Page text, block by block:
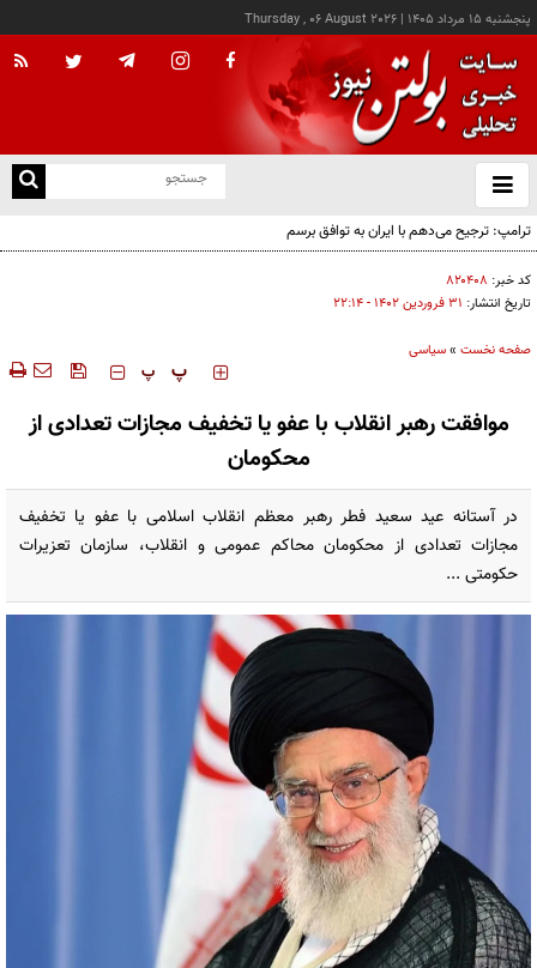
پنجشنبه ۱۵ مرداد ۱۴۰۵ |
Thursday , 06 August 2026
باز
و
ترامپ: ترجیح می‌دهم با ایران به توافق برسم
کد خبر: ۸۲۰۴۰۸
تاریخ انتشار: ۳۱ فروردين ۱۴۰۲ - ۲۲:۱۴
صفحه نخست »سیاسی
‍‍‍ پ پ
موافقت رهبر انقلاب با عفو یا تخفیف مجازات تعدادی از
محکومان
در آستانه عید سعید فطر رهبر معظم انقلاب اسلامی با عفو یا تخفیف
مجازات تعدادی از محکومان محاکم عمومی و انقلاب، سازمان تعزیرات
حکومتی ...